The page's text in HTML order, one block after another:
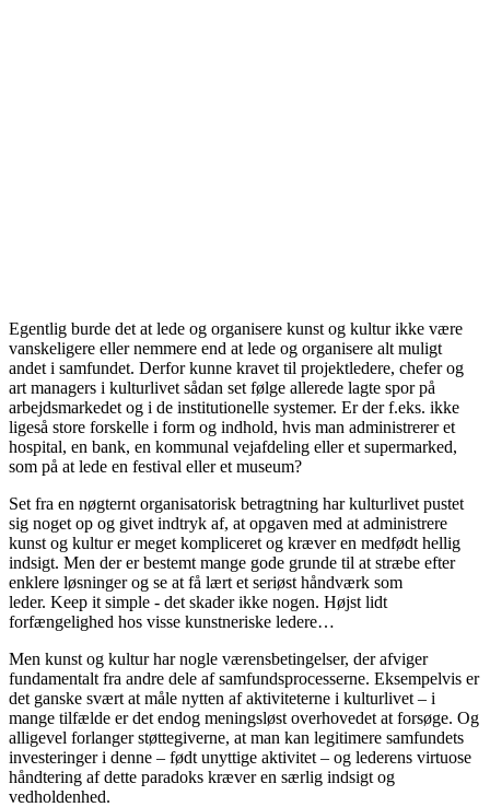
Egentlig burde det at lede og organisere kunst og kultur ikke være
vanskeligere eller nemmere end at lede og organisere alt muligt
andet i samfundet. Derfor kunne kravet til projektledere, chefer og
art managers i kulturlivet sådan set følge allerede lagte spor på
arbejdsmarkedet og i de institutionelle systemer. Er der f.eks. ikke
ligeså store forskelle i form og indhold, hvis man administrerer et
hospital, en bank, en kommunal vejafdeling eller et supermarked,
som på at lede en festival eller et museum?
Set fra en nøgternt organisatorisk betragtning har kulturlivet pustet
sig noget op og givet indtryk af, at opgaven med at administrere
kunst og kultur er meget kompliceret og kræver en medfødt hellig
indsigt. Men der er bestemt mange gode grunde til at stræbe efter
enklere løsninger og se at få lært et seriøst håndværk som
leder. Keep it simple ‐ det skader ikke nogen. Højst lidt
forfængelighed hos visse kunstneriske ledere…
Men kunst og kultur har nogle værensbetingelser, der afviger
fundamentalt fra andre dele af samfundsprocesserne. Eksempelvis er
det ganske svært at måle nytten af aktiviteterne i kulturlivet – i
mange tilfælde er det endog meningsløst overhovedet at forsøge. Og
alligevel forlanger støttegiverne, at man kan legitimere samfundets
investeringer i denne – født unyttige aktivitet – og lederens virtuose
håndtering af dette paradoks kræver en særlig indsigt og
vedholdenhed.